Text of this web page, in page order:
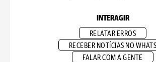
INTERAGIR
RELATAR ERROS
RECEBER NOTÍCIAS NO WHATS
FALAR COM A GENTE